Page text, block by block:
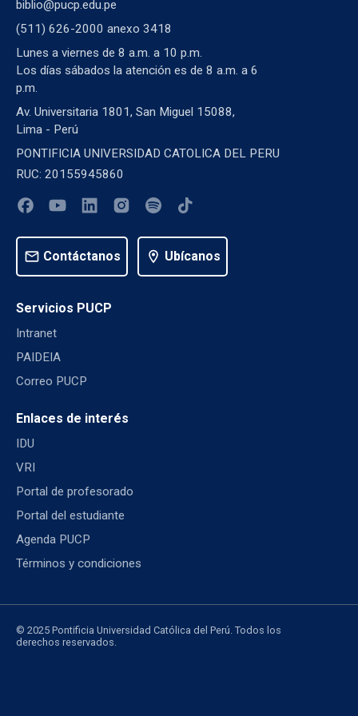
biblio@pucp.edu.pe
(511) 626-2000 anexo 3418
Lunes a viernes de 8 a.m. a 10 p.m.
Los días sábados la atención es de 8 a.m. a 6
p.m.
Av. Universitaria 1801, San Miguel 15088,
Lima - Perú
PONTIFICIA UNIVERSIDAD CATOLICA DEL PERU
RUC: 20155945860
mail Contáctanos location_on Ubícanos
Servicios PUCP
Intranet
PAIDEIA
Correo PUCP
Enlaces de interés
IDU
VRI
Portal de profesorado
Portal del estudiante
Agenda PUCP
Términos y condiciones
© 2025 Pontificia Universidad Católica del Perú. Todos los
derechos reservados.